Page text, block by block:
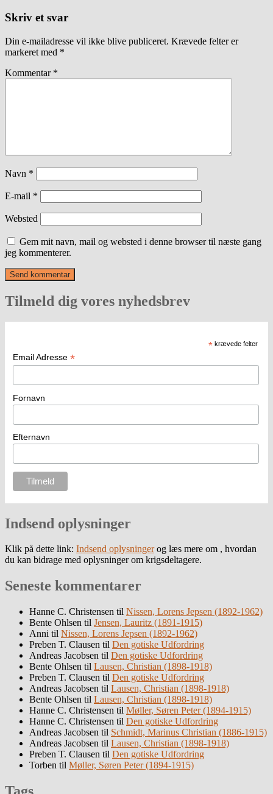
Skriv et svar
Din e-mailadresse vil ikke blive publiceret. Krævede felter er
markeret med *
Kommentar *
Navn *
E-mail *
Websted
Gem mit navn, mail og websted i denne browser til næste gang
jeg kommenterer.
Tilmeld dig vores nyhedsbrev
* krævede felter
Email Adresse *
Fornavn
Efternavn
Indsend oplysninger
Klik på dette link: Indsend oplysningerog læs mere om , hvordan
du kan bidrage med oplysninger om krigsdeltagere.
Seneste kommentarer
Hanne C. Christensen til Nissen, Lorens Jepsen (1892-1962)
Bente Ohlsen til Jensen, Lauritz (1891-1915)
Anni til Nissen, Lorens Jepsen (1892-1962)
Preben T. Clausen til Den gotiske Udfordring
Andreas Jacobsen til Den gotiske Udfordring
Bente Ohlsen til Lausen, Christian (1898-1918)
Preben T. Clausen til Den gotiske Udfordring
Andreas Jacobsen til Lausen, Christian (1898-1918)
Bente Ohlsen til Lausen, Christian (1898-1918)
Hanne C. Christensen til Møller, Søren Peter (1894-1915)
Hanne C. Christensen til Den gotiske Udfordring
Andreas Jacobsen til Schmidt, Marinus Christian (1886-1915)
Andreas Jacobsen til Lausen, Christian (1898-1918)
Preben T. Clausen til Den gotiske Udfordring
Torben til Møller, Søren Peter (1894-1915)